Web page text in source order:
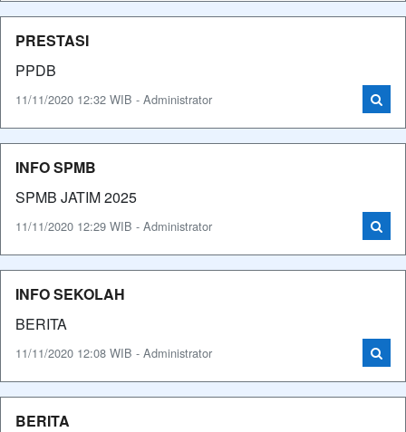
PRESTASI
PPDB
11/11/2020 12:32 WIB - Administrator
INFO SPMB
SPMB JATIM 2025
11/11/2020 12:29 WIB - Administrator
INFO SEKOLAH
BERITA
11/11/2020 12:08 WIB - Administrator
BERITA